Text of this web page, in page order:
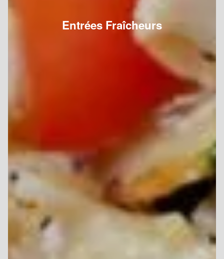
Entrées Fraîcheurs